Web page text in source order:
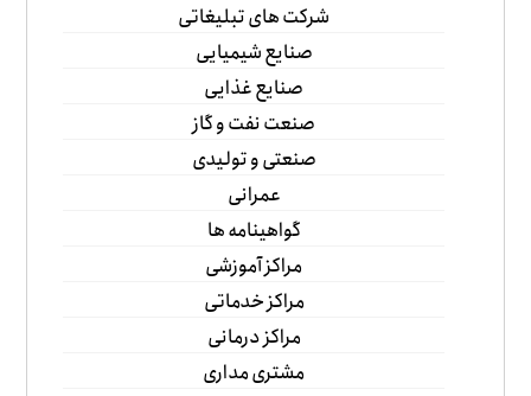
شرکت های تبلیغاتی
صنایع شیمیایی
صنایع غذایی
صنعت نفت و گاز
صنعتی و تولیدی
عمرانی
گواهینامه ها
مراکز آموزشی
مراکز خدماتی
مراکز درمانی
مشتری مداری